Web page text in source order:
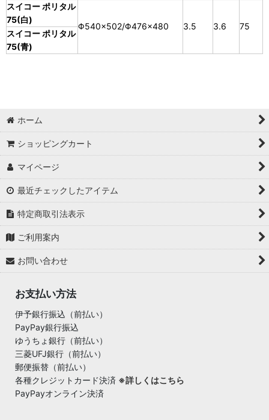
スイコー ポリタル
75(白)
Φ540×502/Φ476×480 3.5 3.6 75
スイコー ポリタル
75(青)
ホーム
ショッピングカート
マイページ
最近チェックしたアイテム
特定商取引法表示
ご利用案内
お問い合わせ
お支払い方法
伊予銀行振込（前払い）
PayPay銀行振込
ゆうちょ銀行（前払い）
三菱UFJ銀行（前払い）
郵便振替（前払い）
各種クレジットカード決済 ※詳しくはこちら
PayPayオンライン決済